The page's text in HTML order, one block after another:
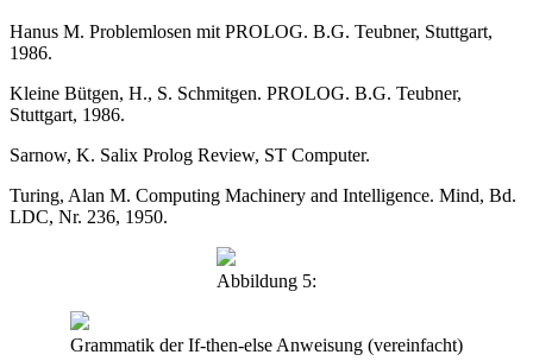
Hanus M. Problemlosen mit PROLOG. B.G. Teubner, Stuttgart,
1986.
Kleine Bütgen, H., S. Schmitgen. PROLOG. B.G. Teubner,
Stuttgart, 1986.
Sarnow, K. Salix Prolog Review, ST Computer.
Turing, Alan M. Computing Machinery and Intelligence. Mind, Bd.
LDC, Nr. 236, 1950.
Abbildung 5:
Grammatik der If-then-else Anweisung (vereinfacht)